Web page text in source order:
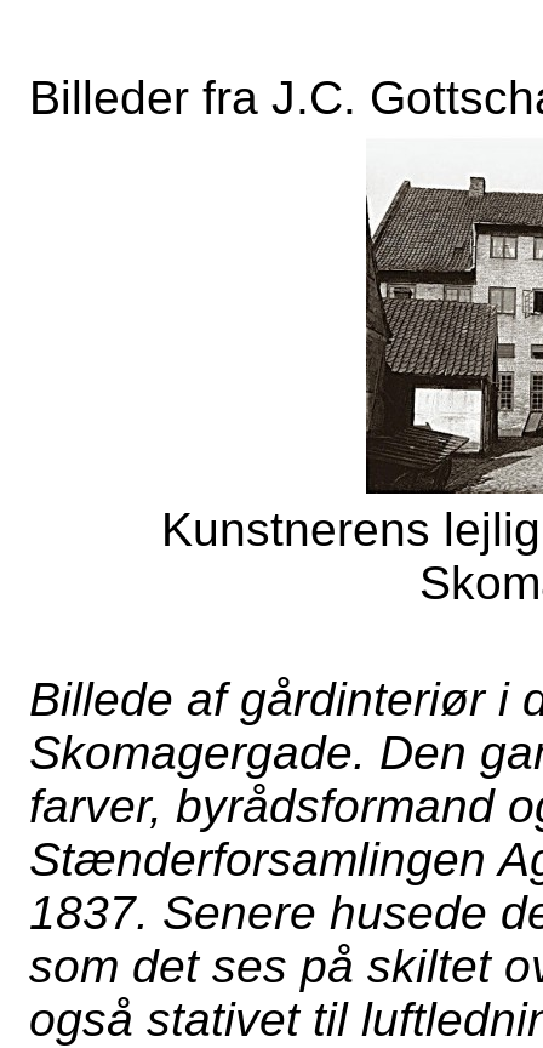
Billeder fra J.C.
Kunstnerens
Billede af gårdinteriør i
Skomagergade. Den
farver, byrådsformand
Stænderforsamlingen
1837. Senere husede
som det ses på skiltet
også stativet til